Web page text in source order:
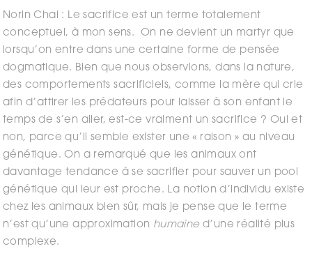
Norin Chai : Le sacrifice est un terme totalement
conceptuel, à mon sens. On ne devient un martyr que
lorsqu’on entre dans une certaine forme de pensée
dogmatique. Bien que nous observions, dans la nature,
des comportements sacrificiels, comme la mère qui crie
afin d’attirer les prédateurs pour laisser à son enfant le
temps de s’en aller, est-ce vraiment un sacrifice ? Oui et
non, parce qu’il semble exister une « raison » au niveau
génétique. On a remarqué que les animaux ont
davantage tendance à se sacrifier pour sauver un pool
génétique qui leur est proche. La notion d’individu existe
chez les animaux bien sûr, mais je pense que le terme
n’est qu’une approximation humaine d’une réalité plus
complexe.